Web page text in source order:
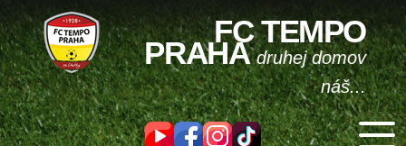
FC TEMPO
PRAHAdruhej domov
náš...